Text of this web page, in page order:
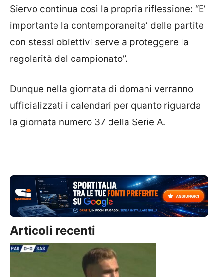
Siervo continua così la propria riflessione: “E’
importante la contemporaneita’ delle partite
con stessi obiettivi serve a proteggere la
regolarità del campionato”.
Dunque nella giornata di domani verranno
ufficializzati i calendari per quanto riguarda
la giornata numero 37 della Serie A.
Articoli recenti